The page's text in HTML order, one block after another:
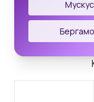
Мускус